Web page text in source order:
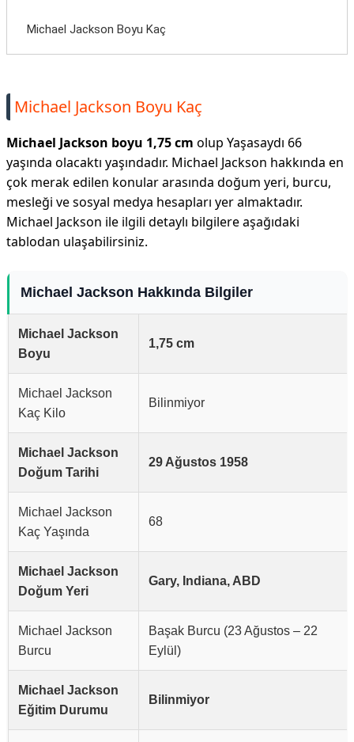
Michael Jackson Boyu Kaç
Michael Jackson Boyu Kaç
Michael Jackson boyu 1,75 cm olup Yaşasaydı 66
yaşında olacaktı yaşındadır. Michael Jackson hakkında en
çok merak edilen konular arasında doğum yeri, burcu,
mesleği ve sosyal medya hesapları yer almaktadır.
Michael Jackson ile ilgili detaylı bilgilere aşağıdaki
tablodan ulaşabilirsiniz.
Michael Jackson Hakkında Bilgiler
Michael Jackson
Boyu
1,75 cm
Michael Jackson
Kaç Kilo
Bilinmiyor
Michael Jackson
Doğum Tarihi
29 Ağustos 1958
Michael Jackson
Kaç Yaşında
68
Michael Jackson
Doğum Yeri
Gary, Indiana, ABD
Michael Jackson
Burcu
Başak Burcu (23 Ağustos – 22
Eylül)
Michael Jackson
Eğitim Durumu
Bilinmiyor